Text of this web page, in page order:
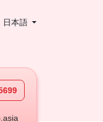
Language: 日本語